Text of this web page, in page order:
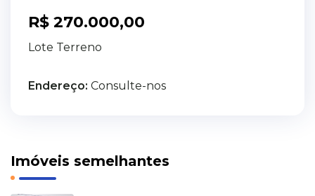
R$ 270.000,00
Lote Terreno
Endereço: Consulte-nos
Imóveis semelhantes